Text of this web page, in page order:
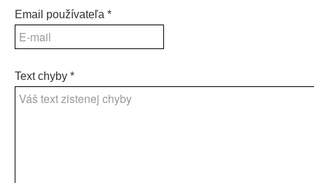
Email používateľa *
Text chyby *